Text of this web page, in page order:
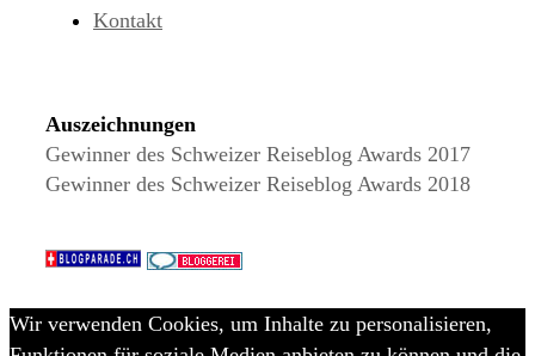
Kontakt
Auszeichnungen
Gewinner des Schweizer Reiseblog Awards 2017
Gewinner des Schweizer Reiseblog Awards 2018
Wir verwenden Cookies, um Inhalte zu personalisieren,